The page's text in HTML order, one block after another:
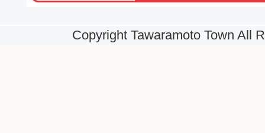
Copyright Tawaramoto Town All